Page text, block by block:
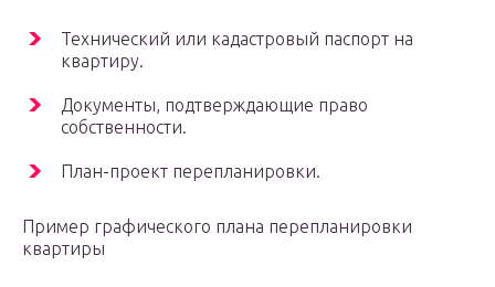
Технический или кадастровый паспорт на
квартиру.
Документы, подтверждающие право
собственности.
План-проект перепланировки.
Пример графического плана перепланировки
квартиры